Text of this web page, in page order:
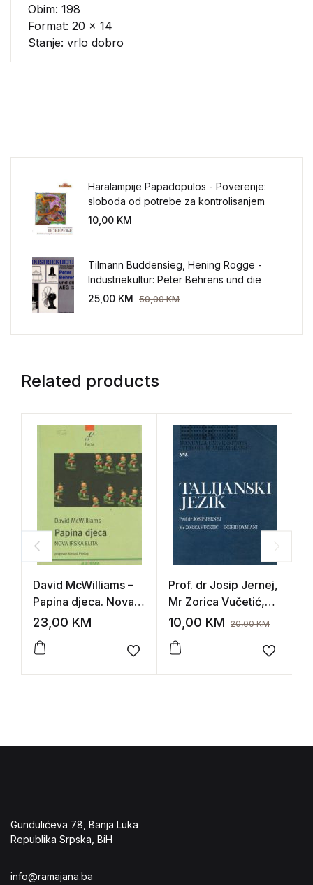
Obim: 198
Format: 20 x 14
Stanje: vrlo dobro
Haralampije Papadopulos - Poverenje:
sloboda od potrebe za kontrolisanjem
sveta
10,00 KM
Tilmann Buddensieg, Hening Rogge -
Industriekultur: Peter Behrens und die
AEG 1907-1914.
25,00 KM 50,00KM
Related products
David McWilliams –
Papina djeca. Nova
irska elita
23,00 KM
Add to wishlist
Prof. dr Josip Jernej,
Mr Zorica Vučetić,
Ingrid Damiani –
10,00 KM 20,00KM
Add to
Gundulićeva 78, Banja Luka
Republika Srpska, BiH
info@ramajana.ba